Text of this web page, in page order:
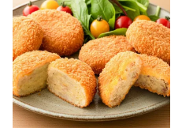
クッとした食感とジューシーな
美味しさを手軽に再現できま
す。